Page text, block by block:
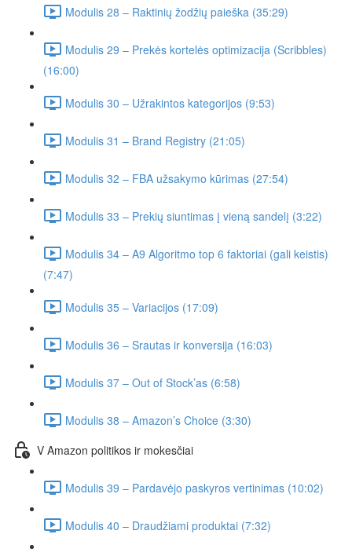
Modulis 28 – Raktinių žodžių paieška (35:29)
Modulis 29 – Prekės kortelės optimizacija (Scribbles)
(16:00)
Modulis 30 – Užrakintos kategorijos (9:53)
Modulis 31 – Brand Registry (21:05)
Modulis 32 – FBA užsakymo kūrimas (27:54)
Modulis 33 – Prekių siuntimas į vieną sandelį (3:22)
Modulis 34 – A9 Algoritmo top 6 faktoriai (gali keistis)
(7:47)
Modulis 35 – Variacijos (17:09)
Modulis 36 – Srautas ir konversija (16:03)
Modulis 37 – Out of Stock’as (6:58)
Modulis 38 – Amazon’s Choice (3:30)
V Amazon politikos ir mokesčiai
Modulis 39 – Pardavėjo paskyros vertinimas (10:02)
Modulis 40 – Draudžiami produktai (7:32)